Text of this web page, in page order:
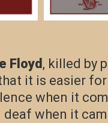
Floyd , killed by
it is easier
when it
deaf when it